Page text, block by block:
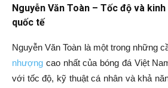
Nguyễn Văn Toàn – Tốc độ và
quốc tế
Nguyễn Văn Toàn là một trong những
nhượng cao nhất của bóng đá Việt
với tốc độ, kỹ thuật cá nhân và khả